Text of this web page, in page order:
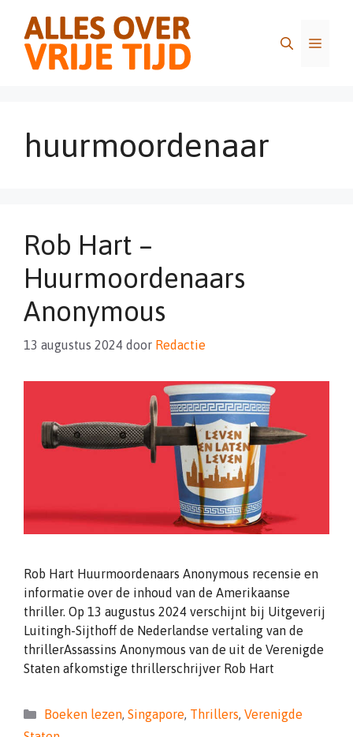
inhoud
Menu
huurmoordenaar
Rob Hart –
Huurmoordenaars
Anonymous
13 augustus 2024 door Redactie
Rob Hart Huurmoordenaars Anonymous recensie en
informatie over de inhoud van de Amerikaanse
thriller. Op 13 augustus 2024 verschijnt bij Uitgeverij
Luitingh-Sijthoff de Nederlandse vertaling van de
thrillerAssassins Anonymous van de uit de Verenigde
Staten afkomstige thrillerschrijver Rob Hart
Categorieën
Boeken lezen, Singapore, Thrillers, Verenigde